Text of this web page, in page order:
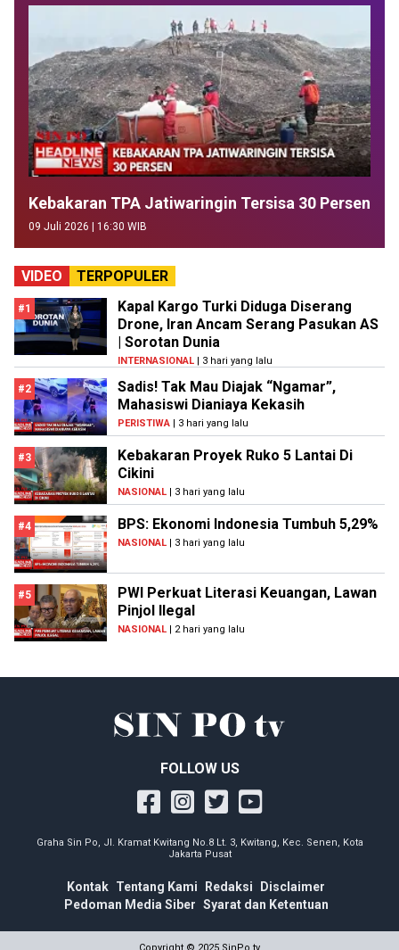
Kebakaran TPA Jatiwaringin Tersisa 30 Persen
09 Juli 2026 | 16:30 WIB
VIDEO TERPOPULER
#1
Kapal Kargo Turki Diduga Diserang
Drone, Iran Ancam Serang Pasukan AS
| Sorotan Dunia
INTERNASIONAL | 3 hari yang lalu
#2
Sadis! Tak Mau Diajak “Ngamar”,
Mahasiswi Dianiaya Kekasih
PERISTIWA | 3 hari yang lalu
#3
Kebakaran Proyek Ruko 5 Lantai Di
Cikini
NASIONAL | 3 hari yang lalu
#4 BPS: Ekonomi Indonesia Tumbuh 5,29%
NASIONAL | 3 hari yang lalu
#5
PWI Perkuat Literasi Keuangan, Lawan
Pinjol Ilegal
NASIONAL | 2 hari yang lalu
FOLLOW US
Graha Sin Po, Jl. Kramat Kwitang No.8 Lt. 3, Kwitang, Kec. Senen, Kota
Jakarta Pusat
Kontak Tentang Kami Redaksi
Disclaimer
Pedoman Media Siber Syarat dan Ketentuan